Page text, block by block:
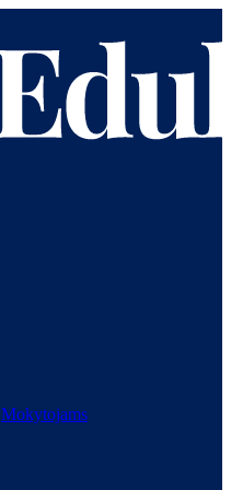
Mokytojams